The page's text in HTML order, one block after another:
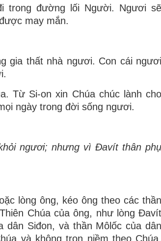
trong đường lối Người. Ngươi sẽ
may mắn.
gia thất nhà ngươi. Con cái ngươi
Từ Si-on xin Chúa chúc lành cho
ngày trong đời sống ngươi.
ngươi; nhưng vì Ðavít thân phụ
lòng ông, kéo ông theo các thần
Chúa của ông, như lòng Ðavít
dân Siđon, và thần Môlốc của dân
và không trọn niềm theo Chúa,